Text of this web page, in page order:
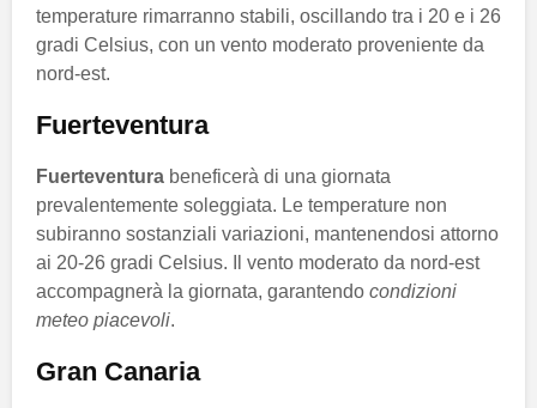
temperature rimarranno stabili, oscillando tra i 20 e i 26
gradi Celsius, con un vento moderato proveniente da
nord-est.
Fuerteventura
Fuerteventura beneficerà di una giornata
prevalentemente soleggiata. Le temperature non
subiranno sostanziali variazioni, mantenendosi attorno
ai 20-26 gradi Celsius. Il vento moderato da nord-est
accompagnerà la giornata, garantendo condizioni
meteo piacevoli.
Gran Canaria